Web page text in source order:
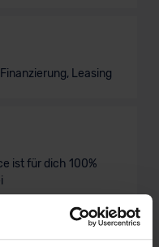
Leasing
ist für dich 100%